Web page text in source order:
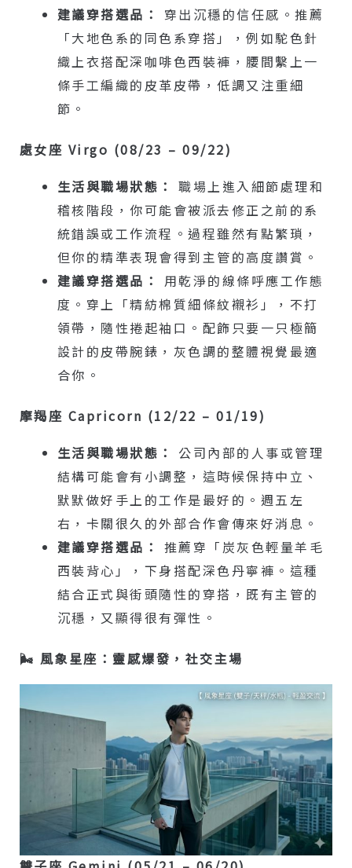
建議穿搭選品：
穿出沉穩的信任感。推薦
「大地色系的同色系穿搭」，例如駝色針
織上衣搭配深咖啡色西裝褲，腰間繫上一
條手工編織的皮革皮帶，低調又注重細
節。
處女座 Virgo (08/23 – 09/22)
生活與職場狀態：
職場上進入細節處理和
稽核階段，你可能會被派去修正之前的系
統錯誤或工作流程。過程雖然有點繁瑣，
但你的精準表現會得到主管的高度讚賞。
建議穿搭選品：
用乾淨的線條呼應工作態
度。穿上「精紡棉質細條紋襯衫」，不打
領帶，隨性捲起袖口。配飾只要一只極簡
設計的皮帶腕錶，灰色調的整體視覺最適
合你。
摩羯座 Capricorn (12/22 – 01/19)
生活與職場狀態：
公司內部的人事或管理
結構可能會有小調整，這時候保持中立、
默默做好手上的工作是最好的。週五左
右，卡關很久的外部合作會傳來好消息。
建議穿搭選品：
推薦穿「炭灰色輕量羊毛
西裝背心」，下身搭配深色丹寧褲。這種
結合正式與街頭隨性的穿搭，既有主管的
沉穩，又顯得很有彈性。
🌬️ 風象星座：靈感爆發，社交主場